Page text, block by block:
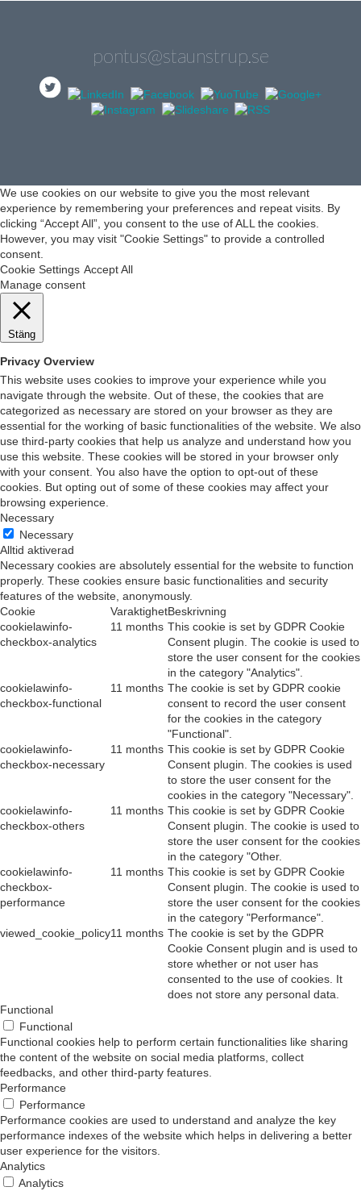
pontus@staunstrup.se
We use cookies on our website to give you the most relevant
experience by remembering your preferences and repeat visits. By
clicking “Accept All”, you consent to the use of ALL the cookies.
However, you may visit "Cookie Settings" to provide a controlled
consent.
Cookie Settings Accept All
Manage consent
Stäng
Privacy Overview
This website uses cookies to improve your experience while you
navigate through the website. Out of these, the cookies that are
categorized as necessary are stored on your browser as they are
essential for the working of basic functionalities of the website. We also
use third-party cookies that help us analyze and understand how you
use this website. These cookies will be stored in your browser only
with your consent. You also have the option to opt-out of these
cookies. But opting out of some of these cookies may affect your
browsing experience.
Necessary
Necessary
Alltid aktiverad
Necessary cookies are absolutely essential for the website to function
properly. These cookies ensure basic functionalities and security
features of the website, anonymously.
Cookie
VaraktighetBeskrivning
cookielawinfo-
checkbox-analytics
11 months This cookie is set by GDPR Cookie
Consent plugin. The cookie is used to
store the user consent for the cookies
in the category "Analytics".
cookielawinfo-
checkbox-functional
11 months The cookie is set by GDPR cookie
consent to record the user consent
for the cookies in the category
"Functional".
cookielawinfo-
checkbox-necessary
11 months This cookie is set by GDPR Cookie
Consent plugin. The cookies is used
to store the user consent for the
cookies in the category "Necessary".
cookielawinfo-
checkbox-others
11 months This cookie is set by GDPR Cookie
Consent plugin. The cookie is used to
store the user consent for the cookies
in the category "Other.
cookielawinfo-
checkbox-
performance
11 months This cookie is set by GDPR Cookie
Consent plugin. The cookie is used to
store the user consent for the cookies
in the category "Performance".
viewed_cookie_policy11 months The cookie is set by the GDPR
Cookie Consent plugin and is used to
store whether or not user has
consented to the use of cookies. It
does not store any personal data.
Functional
Functional
Functional cookies help to perform certain functionalities like sharing
the content of the website on social media platforms, collect
feedbacks, and other third-party features.
Performance
Performance
Performance cookies are used to understand and analyze the key
performance indexes of the website which helps in delivering a better
user experience for the visitors.
Analytics
Analytics